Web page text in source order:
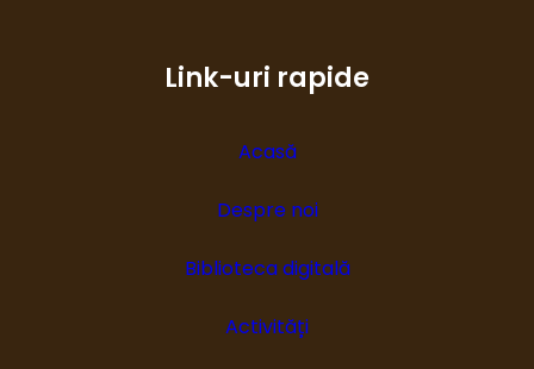
Link-uri rapide
Acasă
Despre noi
Biblioteca digitală
Activități